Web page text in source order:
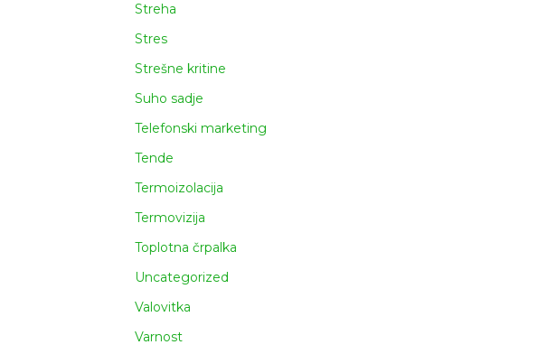
Streha
Stres
Strešne kritine
Suho sadje
Telefonski marketing
Tende
Termoizolacija
Termovizija
Toplotna črpalka
Uncategorized
Valovitka
Varnost